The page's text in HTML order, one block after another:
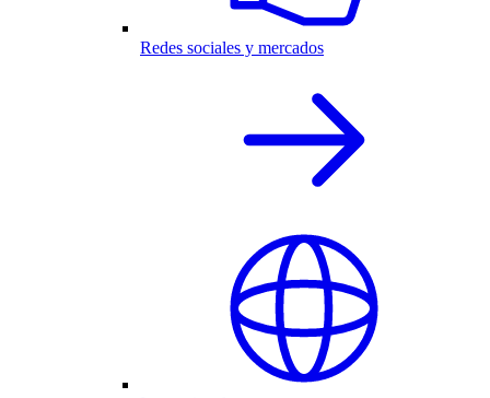
Redes sociales y mercados